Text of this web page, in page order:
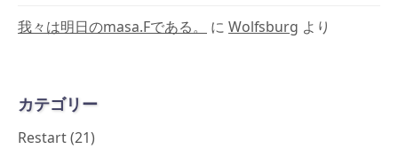
我々は明日のmasa.Fである。 に Wolfsburg より
カテゴリー
Restart(21)